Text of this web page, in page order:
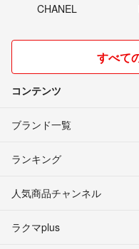
CHANEL
すべて
コンテンツ
ブランド一覧
ランキング
人気商品チャンネル
ラクマplus